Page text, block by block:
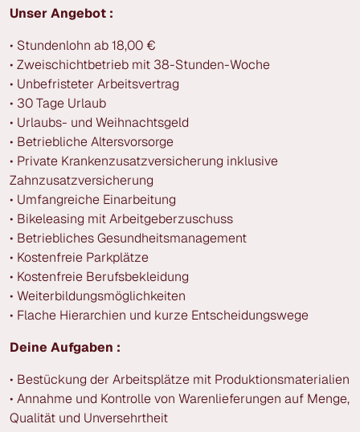
Unser Angebot :
• Stundenlohn ab 18,00 €
• Zweischichtbetrieb mit 38-Stunden-Woche
• Unbefristeter Arbeitsvertrag
• 30 Tage Urlaub
• Urlaubs- und Weihnachtsgeld
• Betriebliche Altersvorsorge
• Private Krankenzusatzversicherung inklusive
Zahnzusatzversicherung
• Umfangreiche Einarbeitung
• Bikeleasing mit Arbeitgeberzuschuss
• Betriebliches Gesundheitsmanagement
• Kostenfreie Parkplätze
• Kostenfreie Berufsbekleidung
• Weiterbildungsmöglichkeiten
• Flache Hierarchien und kurze Entscheidungswege
Deine Aufgaben :
• Bestückung der Arbeitsplätze mit Produktionsmaterialien
• Annahme und Kontrolle von Warenlieferungen auf Menge,
Qualität und Unversehrtheit